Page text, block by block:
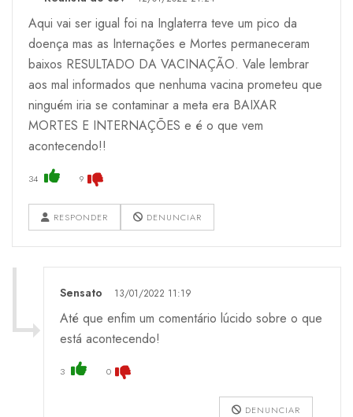
Aqui vai ser igual foi na Inglaterra teve um pico da
doença mas as Internações e Mortes permaneceram
baixos RESULTADO DA VACINAÇÃO. Vale lembrar
aos mal informados que nenhuma vacina prometeu que
ninguém iria se contaminar a meta era BAIXAR
MORTES E INTERNAÇÕES e é o que vem
acontecendo!!
34 9
RESPONDER DENUNCIAR
Sensato 13/01/2022 11:19
Até que enfim um comentário lúcido sobre o que
está acontecendo!
3 0
DENUNCIAR